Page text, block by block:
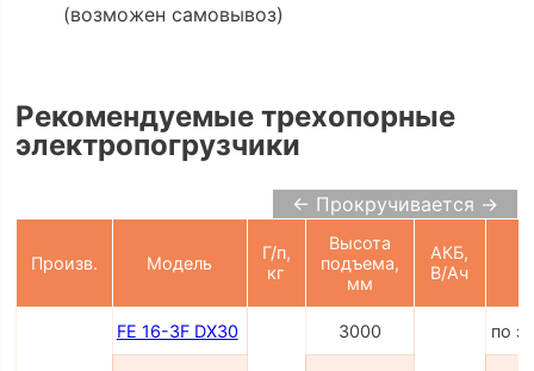
(возможен самовывоз)
Рекомендуемые трехопорные
электропогрузчики
← Прокручивается →
Произв. Модель
Г/п,
кг
Высота
подъема,
мм
АКБ,
В/Ач
FE 16-3F DX30 3000 по